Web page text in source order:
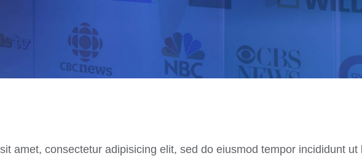
amet, consectetur adipisicing elit, sed do eiusmod tempor incididunt